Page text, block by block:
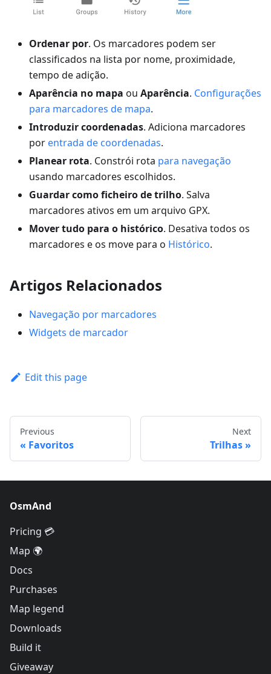
Ordenar por. Os marcadores podem ser
classificados na lista por nome, proximidade,
tempo de adição.
Aparência no mapa ou Aparência. Configurações
para marcadores de mapa.
Introduzir coordenadas. Adiciona marcadores
por entrada de coordenadas.
Planear rota. Constrói rota para navegação
usando marcadores escolhidos.
Guardar como ficheiro de trilho. Salva
marcadores ativos em um arquivo GPX.
Mover tudo para o histórico. Desativa todos os
marcadores e os move para o Histórico.
Artigos Relacionados
Navegação por marcadores
Widgets de marcador
Edit this page
Previous
Favoritos
Next
Trilhas
OsmAnd
Pricing 💳
Map 🌍
Docs
Purchases
Map legend
Downloads
Build it
Giveaway